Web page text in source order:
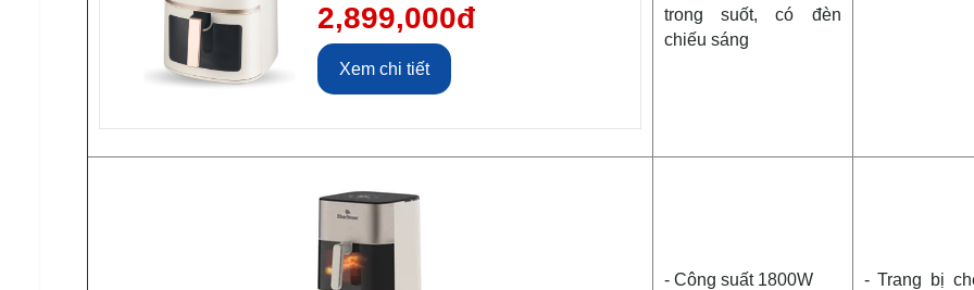
2,899,000đ
Xem chi tiết
trong suốt, có đèn
chiếu sáng
- Công suất 1800W
- Trang bị